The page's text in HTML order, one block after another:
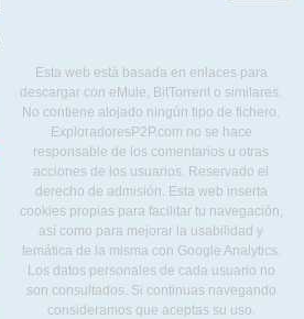
Esta web está basada en enlaces para
descargar con eMule, BitTorrent o similares.
No contiene alojado ningún tipo de fichero.
ExploradoresP2P.com no se hace
responsable de los comentarios u otras
acciones de los usuarios. Reservado el
derecho de admisión. Esta web inserta
cookies propias para facilitar tu navegación,
así como para mejorar la usabilidad y
temática de la misma con Google Analytics.
Los datos personales de cada usuario no
son consultados. Si continuas navegando
consideramos que aceptas su uso.